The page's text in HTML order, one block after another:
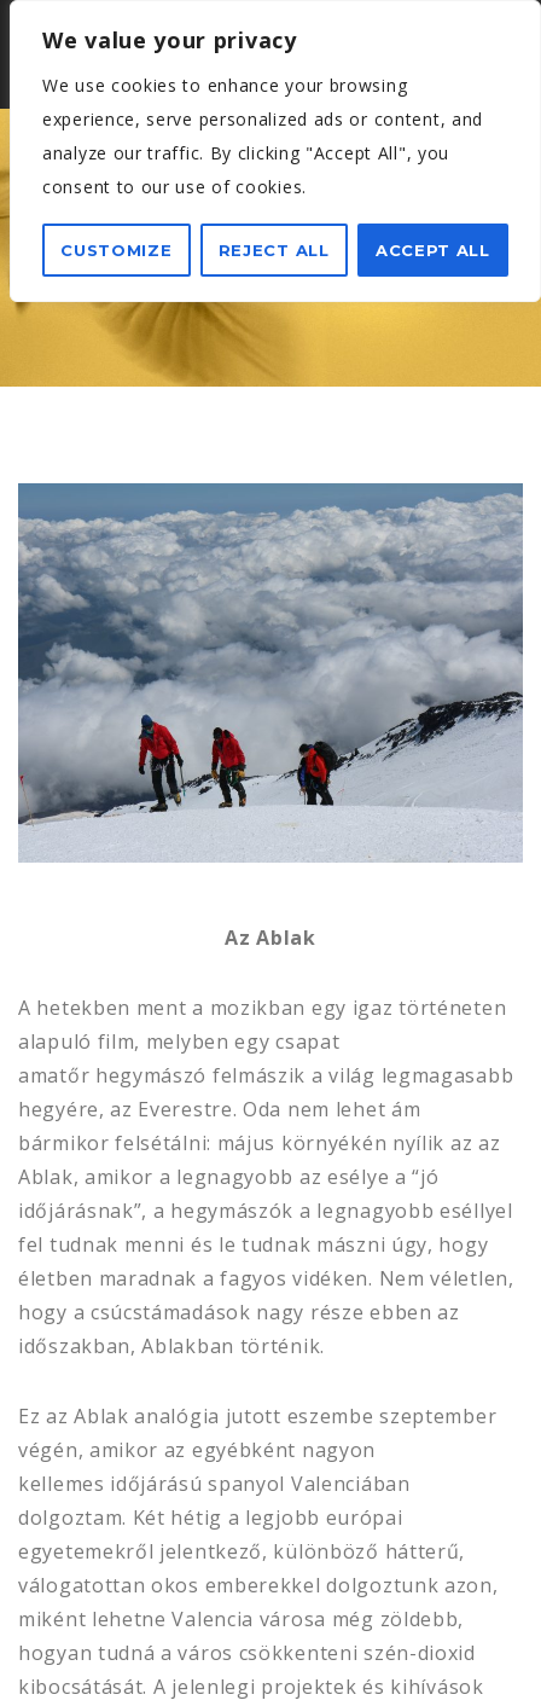
We value your privacy
We use cookies to enhance your browsing
experience, serve personalized ads or content, and
analyze our traffic. By clicking "Accept All", you
consent to our use of cookies.
CUSTOMIZE REJECT ALL ACCEPT ALL
VALENCIA
Az Ablak
A hetekben ment a mozikban egy igaz történeten
alapuló film, melyben egy csapat
amatőr hegymászó felmászik a világ legmagasabb
hegyére, az Everestre. Oda nem lehet ám
bármikor felsétálni: május környékén nyílik az az
Ablak, amikor a legnagyobb az esélye a “jó
időjárásnak”, a hegymászók a legnagyobb eséllyel
fel tudnak menni és le tudnak mászni úgy, hogy
életben maradnak a fagyos vidéken. Nem véletlen,
hogy a csúcstámadások nagy része ebben az
időszakban, Ablakban történik.
Ez az Ablak analógia jutott eszembe szeptember
végén, amikor az egyébként nagyon
kellemes időjárású spanyol Valenciában
dolgoztam. Két hétig a legjobb európai
egyetemekről jelentkező, különböző hátterű,
válogatottan okos emberekkel dolgoztunk azon,
miként lehetne Valencia városa még zöldebb,
hogyan tudná a város csökkenteni szén-dioxid
kibocsátását. A jelenlegi projektek és kihívások